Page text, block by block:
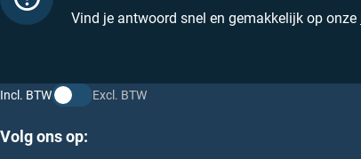
Vind je antwoord snel en gemakkelijk op onze
Incl. BTW Excl. BTW
Volg ons op: